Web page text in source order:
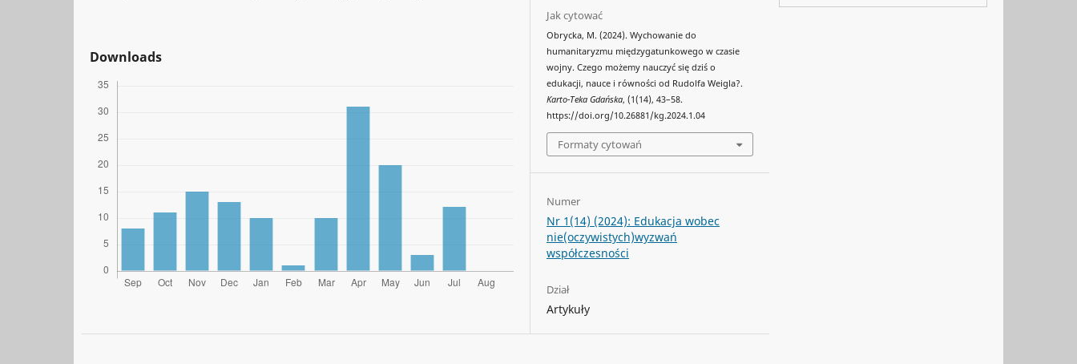
Downloads
Jak cytować
Obrycka, M. (2024). Wychowanie do
humanitaryzmu międzygatunkowego w czasie
wojny. Czego możemy nauczyć się dziś o
edukacji, nauce i równości od Rudolfa Weigla?.
Karto-Teka Gdańska, (1(14), 43–58.
https://doi.org/10.26881/kg.2024.1.04
Formaty cytowań
Numer
Nr 1(14) (2024): Edukacja wobec
nie(oczywistych)wyzwań
współczesności
Dział
Artykuły